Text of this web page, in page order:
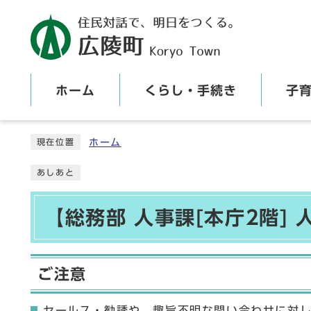
ホーム くらし・手続き 子
現在位置 ホーム
あしあと
【総務部 人事課[本庁2階]
ご注意